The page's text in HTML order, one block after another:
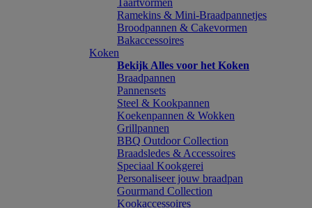
Taartvormen
Ramekins & Mini-Braadpannetjes
Broodpannen & Cakevormen
Bakaccessoires
Koken
Bekijk Alles voor het Koken
Braadpannen
Pannensets
Steel & Kookpannen
Koekenpannen & Wokken
Grillpannen
BBQ Outdoor Collection
Braadsledes & Accessoires
Speciaal Kookgerei
Personaliseer jouw braadpan
Gourmand Collection
Kookaccessoires